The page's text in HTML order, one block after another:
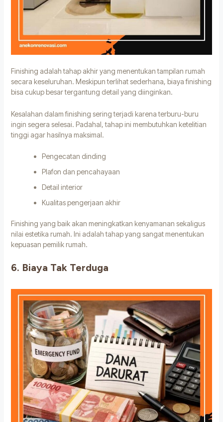
Finishing adalah tahap akhir yang menentukan tampilan rumah
secara keseluruhan. Meskipun terlihat sederhana, biaya finishing
bisa cukup besar tergantung detail yang diinginkan.
Kesalahan dalam finishing sering terjadi karena terburu-buru
ingin segera selesai. Padahal, tahap ini membutuhkan ketelitian
tinggi agar hasilnya maksimal.
Pengecatan dinding
Plafon dan pencahayaan
Detail interior
Kualitas pengerjaan akhir
Finishing yang baik akan meningkatkan kenyamanan sekaligus
nilai estetika rumah. Ini adalah tahap yang sangat menentukan
kepuasan pemilik rumah.
6. Biaya Tak Terduga